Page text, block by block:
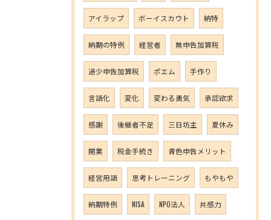
アイラップ ボーイスカウト 納特
納期の特例 経営者 無申告加算税
過少申告加算税 ポエム 手作り
言語化 変化 変わる勇気 承認欲求
感謝 後継者不足 三日坊主 夏休み
開業 税金手続き 青色申告メリット
経営用語 思考トレーニング もやもや
納期特例 NISA NPO法人 共感力